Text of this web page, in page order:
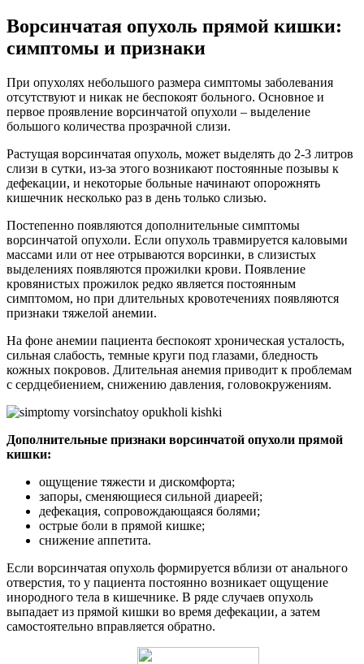
Ворсинчатая опухоль прямой кишки:
симптомы и признаки
При опухолях небольшого размера симптомы заболевания
отсутствуют и никак не беспокоят больного. Основное и
первое проявление ворсинчатой опухоли – выделение
большого количества прозрачной слизи.
Растущая ворсинчатая опухоль, может выделять до 2-3 литров
слизи в сутки, из-за этого возникают постоянные позывы к
дефекации, и некоторые больные начинают опорожнять
кишечник несколько раз в день только слизью.
Постепенно появляются дополнительные симптомы
ворсинчатой опухоли. Если опухоль травмируется каловыми
массами или от нее отрываются ворсинки, в слизистых
выделениях появляются прожилки крови. Появление
кровянистых прожилок редко является постоянным
симптомом, но при длительных кровотечениях появляются
признаки тяжелой анемии.
На фоне анемии пациента беспокоят хроническая усталость,
сильная слабость, темные круги под глазами, бледность
кожных покровов. Длительная анемия приводит к проблемам
с сердцебиением, снижению давления, головокружениям.
Дополнительные признаки ворсинчатой опухоли прямой
кишки:
ощущение тяжести и дискомфорта;
запоры, сменяющиеся сильной диареей;
дефекация, сопровождающаяся болями;
острые боли в прямой кишке;
снижение аппетита.
Если ворсинчатая опухоль формируется вблизи от анального
отверстия, то у пациента постоянно возникает ощущение
инородного тела в кишечнике. В ряде случаев опухоль
выпадает из прямой кишки во время дефекации, а затем
самостоятельно вправляется обратно.